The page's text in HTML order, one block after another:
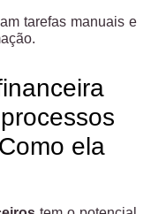
tarefas manuais e
ela